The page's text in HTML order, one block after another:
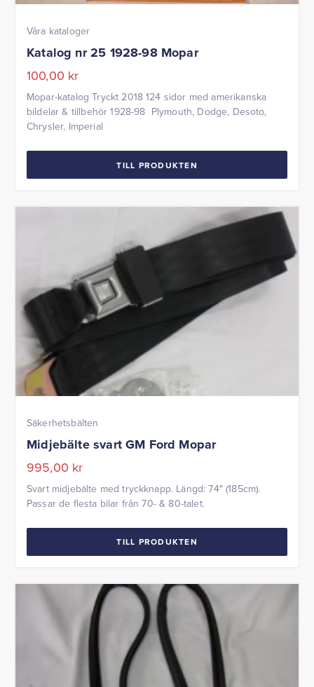
Våra kataloger
Katalog nr 25 1928-98 Mopar
100,00 kr
Mopar-katalog Tryckt 2018 124 sidor med amerikanska
bildelar & tillbehör 1928-98 Plymouth, Dodge, Desoto,
Chrysler, Imperial
TILL PRODUKTEN
Säkerhetsbälten
Midjebälte svart GM Ford Mopar
995,00 kr
Svart midjebälte med tryckknapp. Längd: 74″ (185cm).
Passar de flesta bilar från 70- & 80-talet.
TILL PRODUKTEN